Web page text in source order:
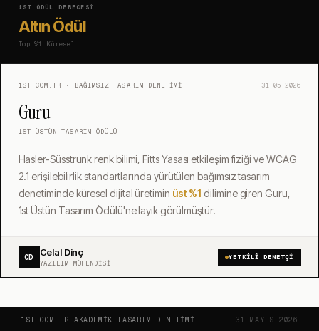
1ST ÖDÜL DERECESI
Altın Ödül
Top %1 Küresel
1ST.COM.TR · BAĞIMSIZ TASARIM DENETIMI 31.05.2026
Guru
1ST ÜSTÜN TASARIM ÖDÜLÜ
Hasler-Süsstrunk renk bilimi, Fitts Yasası etkileşim fiziği ve WCAG
2.1 erişilebilirlik standartlarında yürütülen bağımsız tasarım
denetiminde küresel dijital üretimin üst %1 dilimine giren Guru,
1st Üstün Tasarım Ödülü'ne layık görülmüştür.
CD Celal Dinç
YAZILIM MÜHENDISI
YETKILI DENETÇI
1ST.COM.TR AKADEMIK TASARIM DENETIMI 31 MAYIS 2026